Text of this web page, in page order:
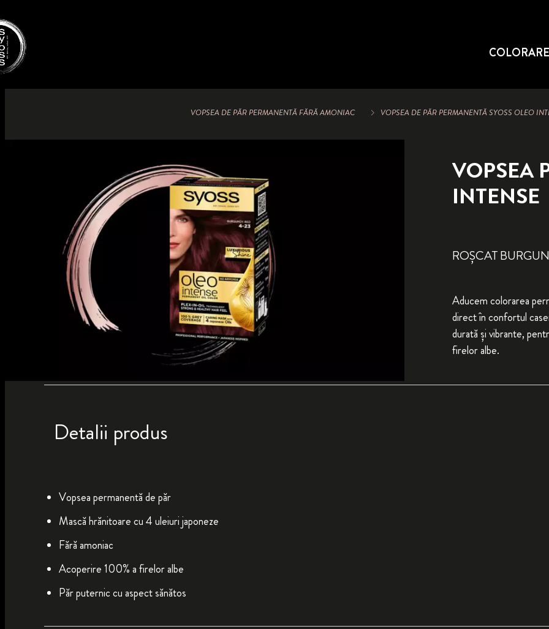
VOPSEA DE PĂR PERMANENTĂ FĂRĂ AMONIAC VOPSEA DE PĂR PERMANENTĂ SYOSS OLEO
VOPSEA
INTENSE
ROȘCAT
Aducem colorarea
direct în confortul
durată și vibrante,
firelor albe.
Detalii produs
Vopsea permanentă de păr
Mască hrănitoare cu 4 uleiuri japoneze
Fără amoniac
Acoperire 100% a firelor albe
Păr puternic cu aspect sănătos